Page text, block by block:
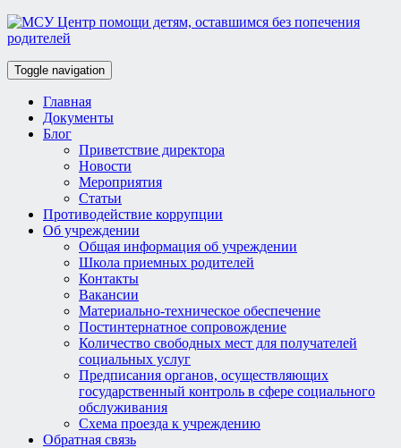
Toggle navigation
Главная
Документы
Блог
Приветствие директора
Новости
Мероприятия
Статьи
Противодействие коррупции
Об учреждении
Общая информация об учреждении
Школа приемных родителей
Контакты
Вакансии
Материально-техническое обеспечение
Постинтернатное сопровождение
Количество свободных мест для получателей
социальных услуг
Предписания органов, осуществляющих
государственный контроль в сфере социального
обслуживания
Схема проезда к учреждению
Обратная связь